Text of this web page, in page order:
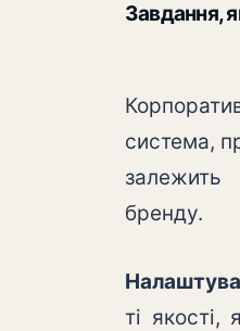
Завдання,
система,
залежить
бренду.
ті